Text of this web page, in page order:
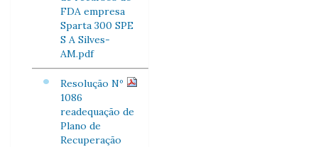
FDA empresa
Sparta 300 SPE
S A Silves-
AM.pdf
Resolução Nº
1086
readequação de
Plano de
Recuperação